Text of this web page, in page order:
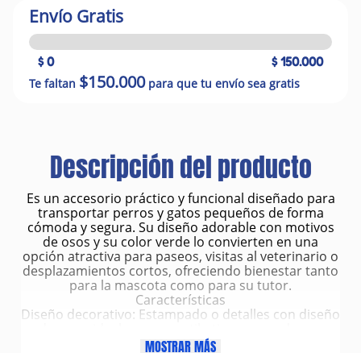
Envío Gratis
$ 0 $ 150.000
Te faltan $150.000para que tu envío sea gratis
Descripción del producto
Es un accesorio práctico y funcional diseñado para
transportar perros y gatos pequeños de forma
cómoda y segura. Su diseño adorable con motivos
de osos y su color verde lo convierten en una
opción atractiva para paseos, visitas al veterinario o
desplazamientos cortos, ofreciendo bienestar tanto
para la mascota como para su tutor.
Características
Diseño decorativo: Estampado o detalles con diseño
Color: Verde, llamativo y fácil de combinar.
MOSTRAR MÁS